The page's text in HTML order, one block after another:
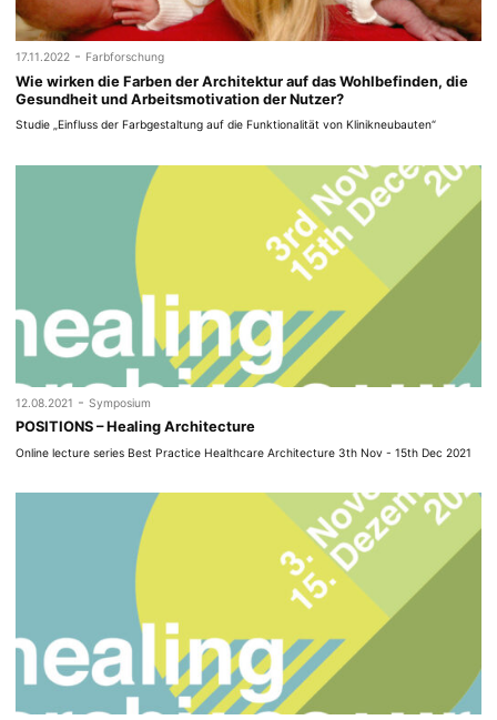
17.11.2022 - Farbforschung
Wie wirken die Farben der Architektur auf das Wohlbefinden, die
Gesundheit und Arbeitsmotivation der Nutzer?
Studie „Einfluss der Farbgestaltung auf die Funktionalität von Klinikneubauten“
12.08.2021 - Symposium
POSITIONS – Healing Architecture
Online lecture series Best Practice Healthcare Architecture 3th Nov - 15th Dec 2021